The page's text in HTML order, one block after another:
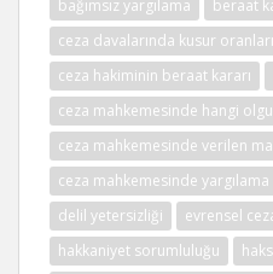
bağımsız yargılama
beraat
ceza davalarında kusur oranları
ceza hakiminin beraat kararı
ceza mahkemesinde hangi
ceza mahkemesinde verilen
ceza mahkemesinde
delil yetersizliği
evrensel
hakkaniyet sorumluluğu